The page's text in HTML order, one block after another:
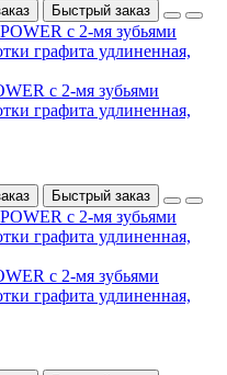
Быстрый заказ
с 2-мя зубьями
графита удлиненная,
Быстрый заказ
с 2-мя зубьями
графита удлиненная,